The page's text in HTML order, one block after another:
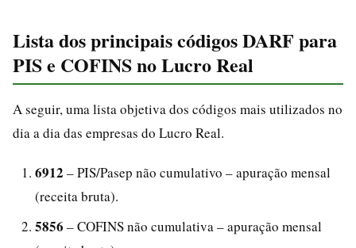
Lista dos principais códigos DARF para
PIS e COFINS no Lucro Real
A seguir, uma lista objetiva dos códigos mais utilizados no
dia a dia das empresas do Lucro Real.
6912 – PIS/Pasep não cumulativo – apuração mensal
(receita bruta).
5856 – COFINS não cumulativa – apuração mensal